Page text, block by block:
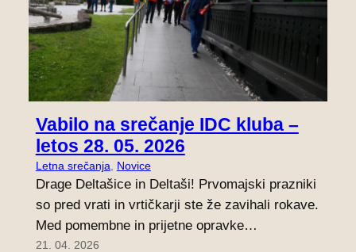
Vabilo na srečanje IDC kluba –
letos 28. 05. 2026
Letna srečanja Novice
Drage Deltašice in Deltaši! Prvomajski prazniki
so pred vrati in vrtičkarji ste že zavihali rokave.
Med pomembne in prijetne opravke…
21. 04. 2026